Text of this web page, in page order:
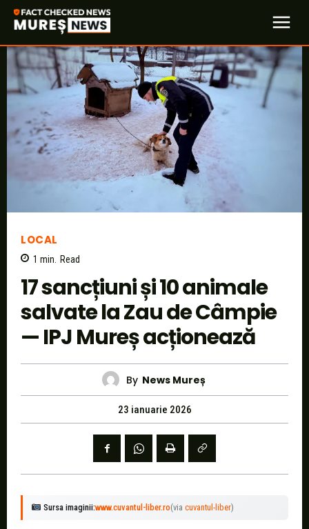
LOCAL
1 min. Read
17 sancțiuni și 10 animale
salvate la Zau de Câmpie
— IPJ Mureș acționează
By News Mureș
23 ianuarie 2026
Sursa imaginii:www.cuvantul-liber.ro(via cuvantul-liber)